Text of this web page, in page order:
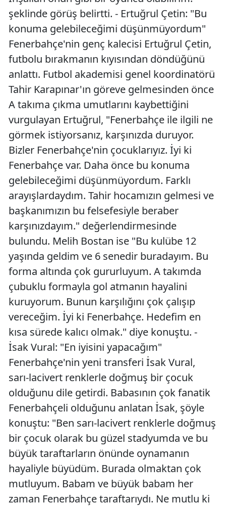
şeklinde görüş belirtti. - Ertuğrul Çetin: "Bu
konuma gelebileceğimi düşünmüyordum"
Fenerbahçe'nin genç kalecisi Ertuğrul Çetin,
futbolu bırakmanın kıyısından döndüğünü
anlattı. Futbol akademisi genel koordinatörü
Tahir Karapınar'ın göreve gelmesinden önce
A takıma çıkma umutlarını kaybettiğini
vurgulayan Ertuğrul, "Fenerbahçe ile ilgili ne
görmek istiyorsanız, karşınızda duruyor.
Bizler Fenerbahçe'nin çocuklarıyız. İyi ki
Fenerbahçe var. Daha önce bu konuma
gelebileceğimi düşünmüyordum. Farklı
arayışlardaydım. Tahir hocamızın gelmesi ve
başkanımızın bu felsefesiyle beraber
karşınızdayım." değerlendirmesinde
bulundu. Melih Bostan ise "Bu kulübe 12
yaşında geldim ve 6 senedir buradayım. Bu
forma altında çok gururluyum. A takımda
çubuklu formayla gol atmanın hayalini
kuruyorum. Bunun karşılığını çok çalışıp
vereceğim. İyi ki Fenerbahçe. Hedefim en
kısa sürede kalıcı olmak." diye konuştu. -
İsak Vural: "En iyisini yapacağım"
Fenerbahçe'nin yeni transferi İsak Vural,
sarı-lacivert renklerle doğmuş bir çocuk
olduğunu dile getirdi. Babasının çok fanatik
Fenerbahçeli olduğunu anlatan İsak, şöyle
konuştu: "Ben sarı-lacivert renklerle doğmuş
bir çocuk olarak bu güzel stadyumda ve bu
büyük taraftarların önünde oynamanın
hayaliyle büyüdüm. Burada olmaktan çok
mutluyum. Babam ve büyük babam her
zaman Fenerbahçe taraftarıydı. Ne mutlu ki